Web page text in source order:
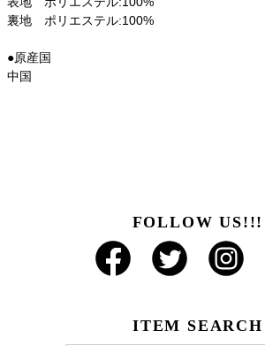
裏地 ポリエステル:100%
●原産国
中国
FOLLOW US!!!
ITEM SEARCH